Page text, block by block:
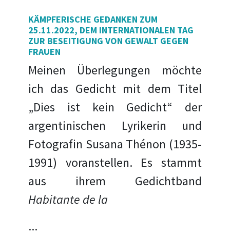
KÄMPFERISCHE GEDANKEN ZUM
25.11.2022, DEM INTERNATIONALEN TAG
ZUR BESEITIGUNG VON GEWALT GEGEN
FRAUEN
Meinen Überlegungen möchte
ich das Gedicht mit dem Titel
„Dies ist kein Gedicht“ der
argentinischen Lyrikerin und
Fotografin Susana Thénon (1935-
1991) voranstellen. Es stammt
aus ihrem Gedichtband
Habitante de la
...